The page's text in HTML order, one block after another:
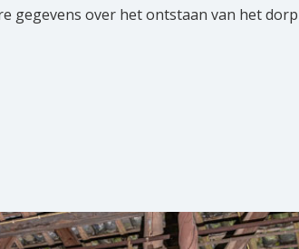
gegevens over het ontstaan van het dorp